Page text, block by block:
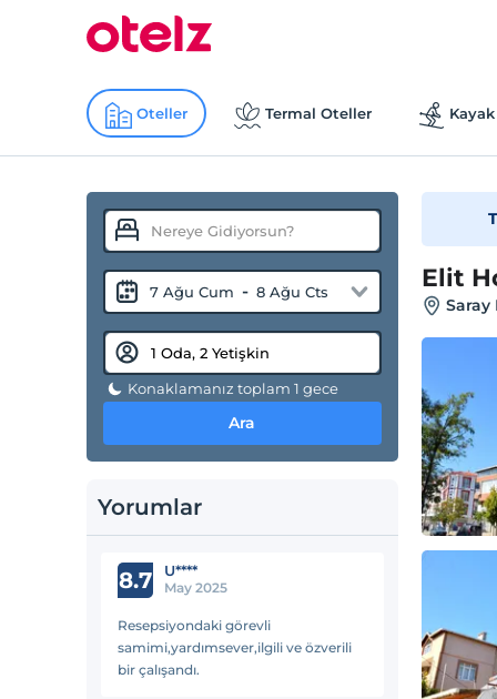
Oteller Termal Oteller
7 Ağu Cum - 8 Ağu Cts
Konaklamanız toplam 1 gece
Ara
Yorumlar
8.7 U****
May 2025
Resepsiyondaki görevli
samimi,yardımsever,ilgili ve özverili
bir çalışandı.
Elit
Saray